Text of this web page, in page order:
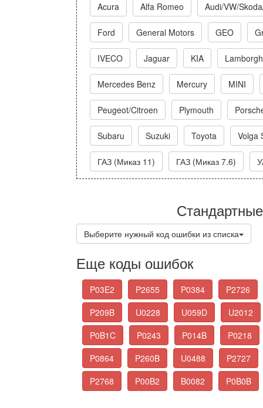
Acura Alfa Romeo Audi/VW/
Ford General Motors GEO
IVECO Jaguar KIA
Mercedes Benz Mercury MINI
Peugeot/Citroen Plymouth
Subaru Suzuki Toyota Volga
ГАЗ (Миказ 11) ГАЗ (Миказ 7.6)
Выберите нужный код ошибки из списка
Еще коды ошибок
P03E2 P2655 P0384
P2726
P209B
U0228 U059D
U2012
P0B1C
P0243 P014B
P0218
P0864
P260B U0488
P2727
P2768
P00B2 B0082 P0B0B